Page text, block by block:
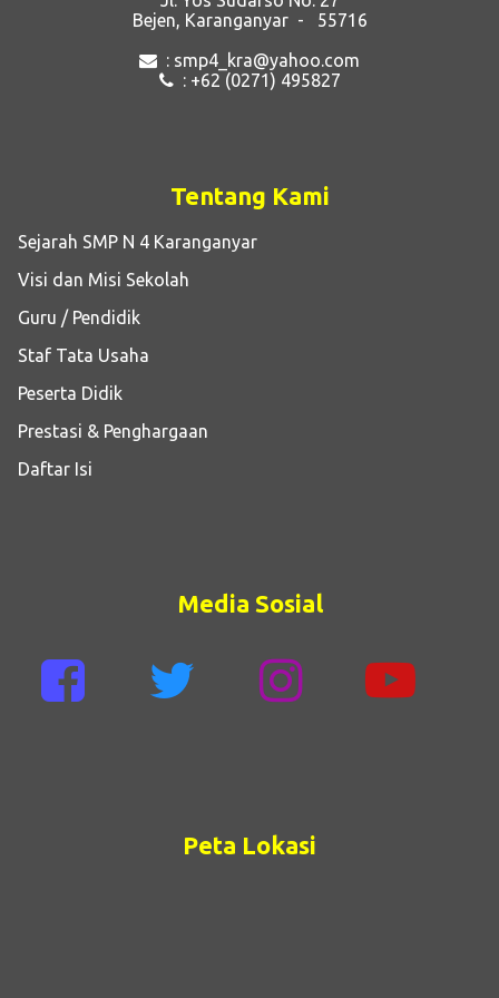
Bejen, Karanganyar - 55716
: smp4_kra@yahoo.com
: +62 (0271) 495827
Tentang Kami
Sejarah SMP N 4 Karanganyar
Visi dan Misi Sekolah
Guru / Pendidik
Staf Tata Usaha
Peserta Didik
Prestasi & Penghargaan
Daftar Isi
Media Sosial
Peta Lokasi